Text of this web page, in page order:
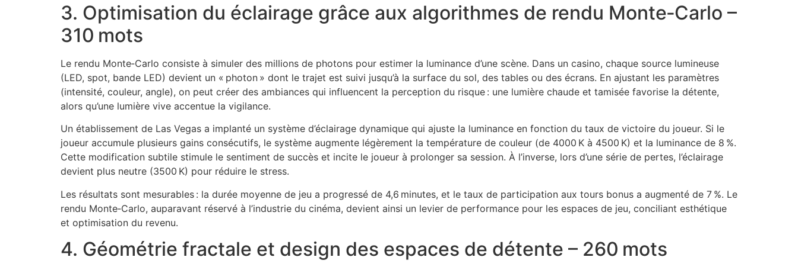
3. Optimisation du éclairage grâce aux algorithmes de rendu Monte‑Carlo –
310 mots
Le rendu Monte‑Carlo consiste à simuler des millions de photons pour estimer la luminance d’une scène. Dans un casino, chaque source lumineuse
(LED, spot, bande LED) devient un « photon » dont le trajet est suivi jusqu’à la surface du sol, des tables ou des écrans. En ajustant les paramètres
(intensité, couleur, angle), on peut créer des ambiances qui influencent la perception du risque : une lumière chaude et tamisée favorise la détente,
alors qu’une lumière vive accentue la vigilance.
Un établissement de Las Vegas a implanté un système d’éclairage dynamique qui ajuste la luminance en fonction du taux de victoire du joueur. Si le
joueur accumule plusieurs gains consécutifs, le système augmente légèrement la température de couleur (de 4000 K à 4500 K) et la luminance de 8 %.
Cette modification subtile stimule le sentiment de succès et incite le joueur à prolonger sa session. À l’inverse, lors d’une série de pertes, l’éclairage
devient plus neutre (3500 K) pour réduire le stress.
Les résultats sont mesurables : la durée moyenne de jeu a progressé de 4,6 minutes, et le taux de participation aux tours bonus a augmenté de 7 %. Le
rendu Monte‑Carlo, auparavant réservé à l’industrie du cinéma, devient ainsi un levier de performance pour les espaces de jeu, conciliant esthétique
et optimisation du revenu.
4. Géométrie fractale et design des espaces de détente – 260 mots